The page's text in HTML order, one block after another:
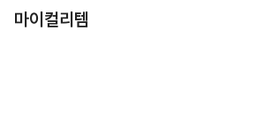
마이컬리템